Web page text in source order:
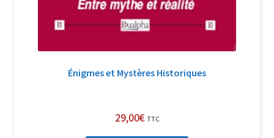
Énigmes et Mystères Historiques
29,00€ TTC